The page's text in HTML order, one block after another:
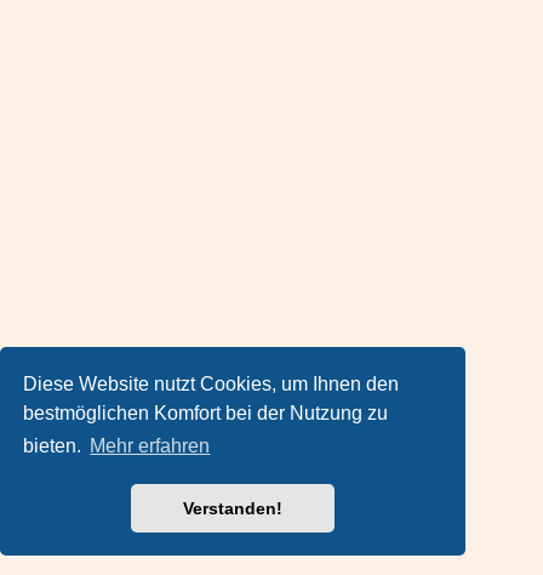
Diese Website nutzt Cookies, um Ihnen den
bestmöglichen Komfort bei der Nutzung zu
bieten. Mehr erfahren
Verstanden!